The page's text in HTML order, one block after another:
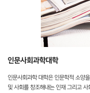
인문사회과학대학
인문사회과학 대학은 인문학적 소양
및 사회를 창조해내는 인재 그리고